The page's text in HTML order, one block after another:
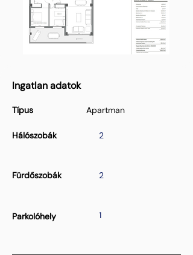
Ingatlan adatok
Típus
Hálószobák
Apartman
2
Fürdőszobák 2
Parkolóhely 1